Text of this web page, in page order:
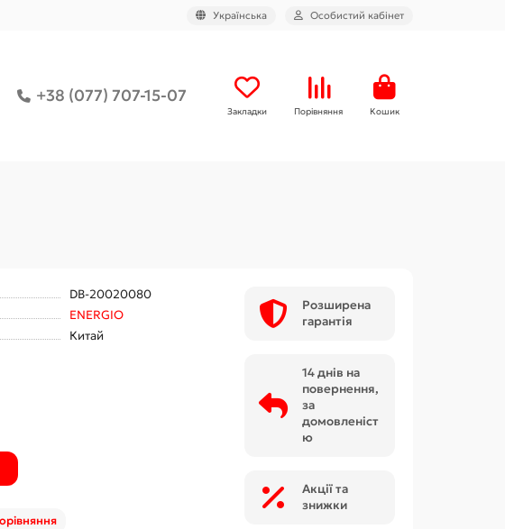
Українська Особистий кабінет
+38 (077) 707-15-07
Закладки Порівняння Кошик
DB-20020080
ENERGIO
Китай
Розширена
гарантія
14 днів на
повернення,
за
домовленіст
ю
Акції та
знижки